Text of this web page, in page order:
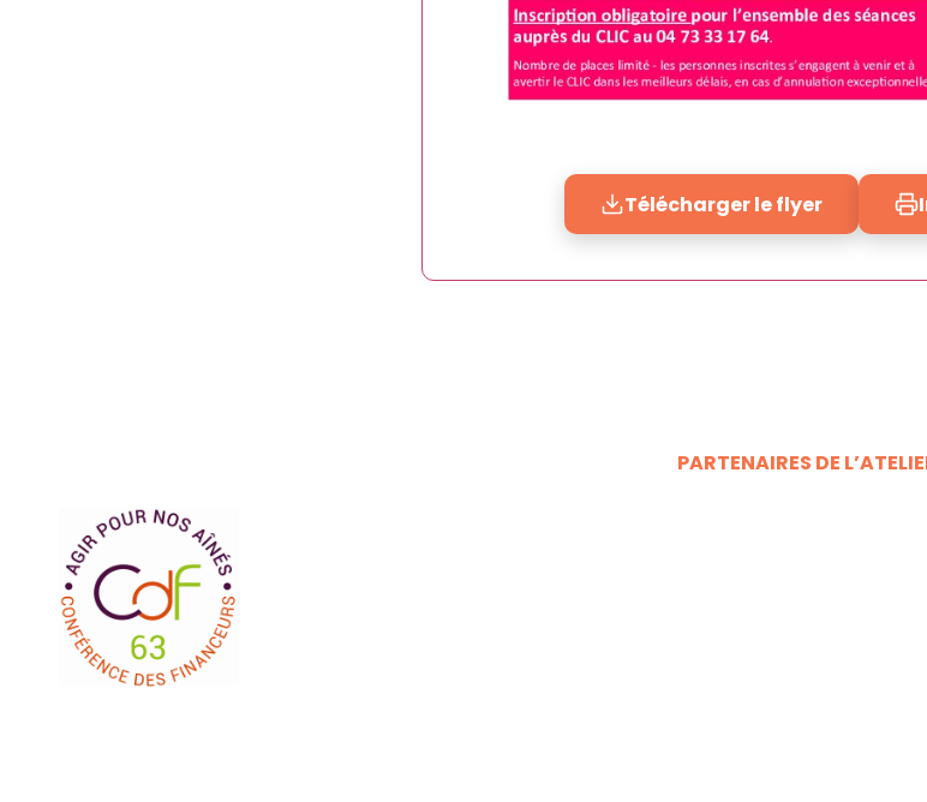
Télécharger le flyer
PARTENAIRES DE